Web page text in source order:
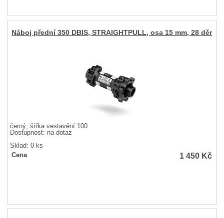
Náboj přední 350 DBIS, STRAIGHTPULL, osa 15 mm, 28 děr
černý, šířka vestavění 100
Dostupnost: na dotaz
Sklad: 0 ks
Cena
1 450 Kč